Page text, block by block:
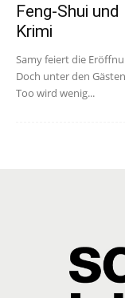
Feng-Shui
Krimi
Samy feiert die
Doch unter den
Too wird wenig...